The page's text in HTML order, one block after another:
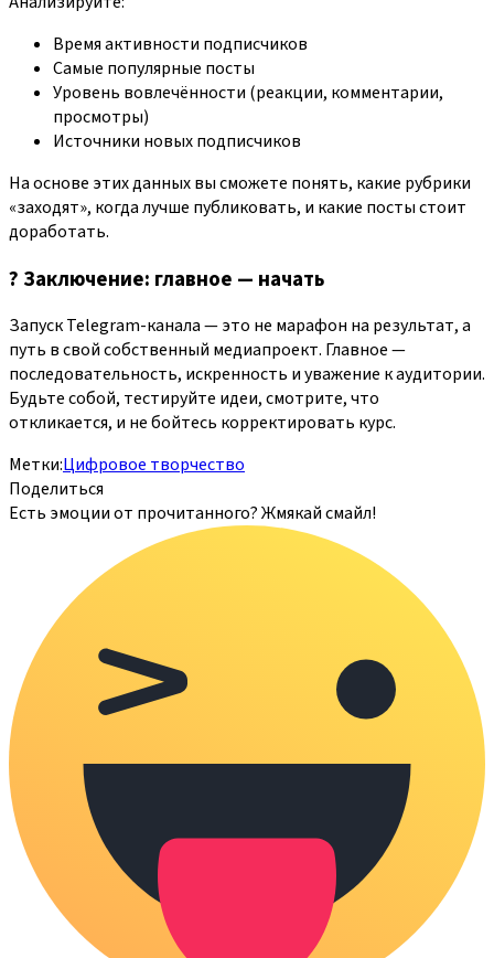
Время активности подписчиков
Самые популярные посты
Уровень вовлечённости (реакции, комментарии,
просмотры)
Источники новых подписчиков
На основе этих данных вы сможете понять, какие рубрики
«заходят», когда лучше публиковать, и какие посты стоит
доработать.
? Заключение: главное — начать
Запуск Telegram-канала — это не марафон на результат, а
путь в свой собственный медиапроект. Главное —
последовательность, искренность и уважение к аудитории.
Будьте собой, тестируйте идеи, смотрите, что
откликается, и не бойтесь корректировать курс.
Метки:Цифровое творчество
Поделиться
Есть эмоции от прочитанного? Жмякай смайл!